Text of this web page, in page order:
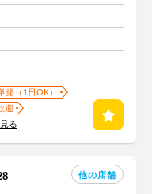
発（1日OK）
迎
る
他の店舗